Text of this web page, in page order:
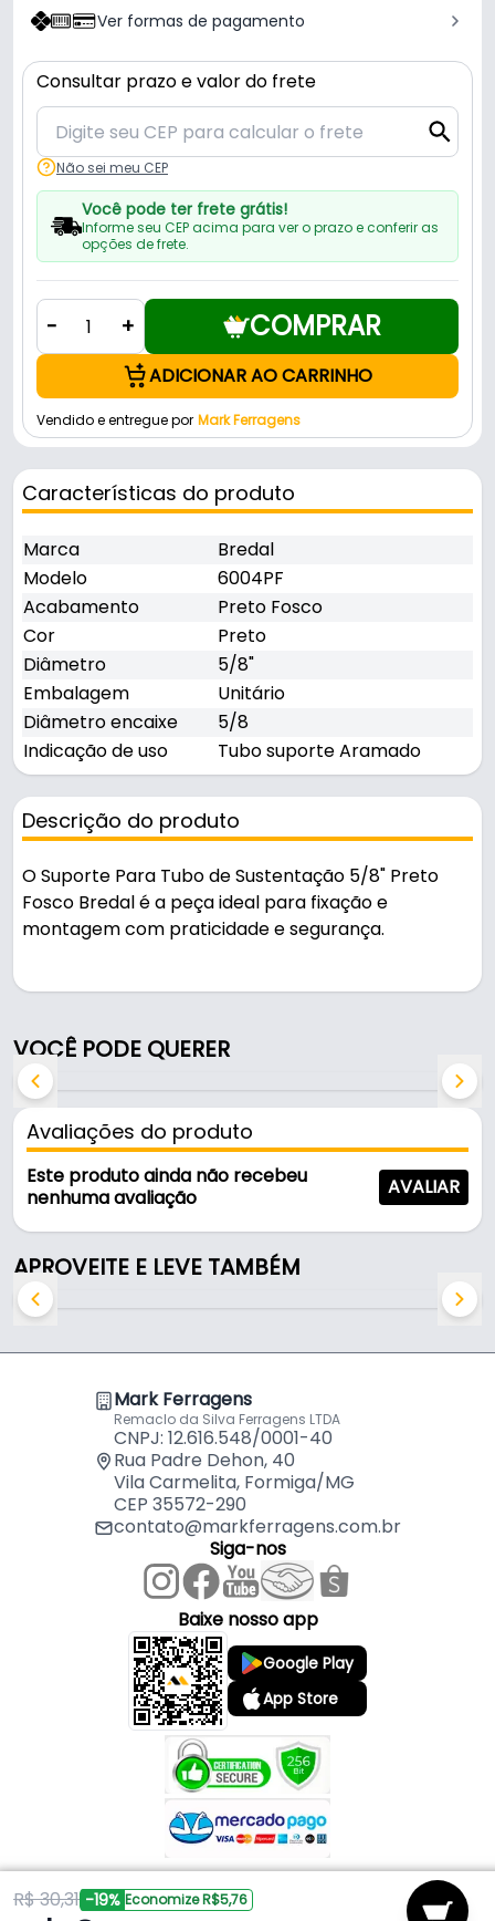
Ver formas de pagamento
Consultar prazo e valor do frete
Não sei meu CEP
Você pode ter frete grátis!
Informe seu CEP acima para ver o prazo e conferir as
opções de frete.
R$ 30,31 -19% Economize R$5,76
- + COMPRAR
ADICIONAR AO CARRINHO
Vendido e entregue por Mark Ferragens
Características do produto
Marca
Bredal
Modelo
6004PF
Acabamento
Preto Fosco
Cor
Preto
Diâmetro
5/8"
Embalagem
Unitário
Diâmetro encaixe
5/8
Indicação de uso
Tubo suporte Aramado
Descrição do produto
O Suporte Para Tubo de Sustentação 5/8" Preto
Fosco Bredal é a peça ideal para fixação e
montagem com praticidade e segurança.
Fabricado com acabamento preto fosco, é
resistente e durável no uso diário.
Características:
- Marca: Bredal
- Modelo: 6004PF
- Acabamento: Preto Fosco
- Embalagem: Unitário
- Diâmetro encaixe: 5/8
VOCÊ PODE QUERER
Avaliações do produto
Este produto ainda não recebeu
nenhuma avaliação
AVALIAR
APROVEITE E LEVE TAMBÉM
Mark Ferragens
Remaclo da Silva Ferragens LTDA
CNPJ: 12.616.548/0001-40
Rua Padre Dehon, 40
Vila Carmelita, Formiga/MG
CEP 35572-290
contato@markferragens.com.br
Siga-nos
Baixe nosso app
Google Play
App Store
Copyright © 2026 Mark Ferragens. Todos os direitos reservados.